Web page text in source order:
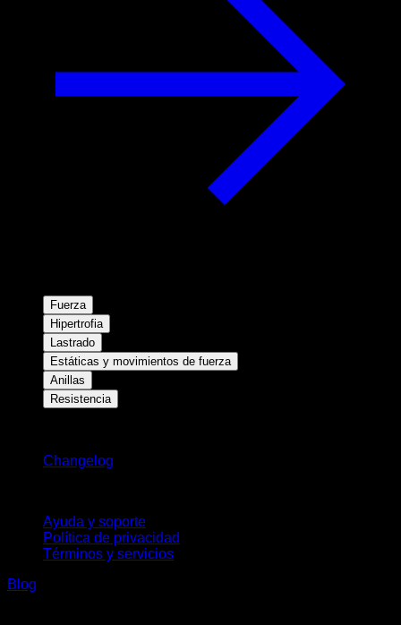
Fuerza
Hipertrofia
Lastrado
Estáticas y movimientos de fuerza
Anillas
Resistencia
Changelog
Ayuda y soporte
Política de privacidad
Términos y servicios
Blog